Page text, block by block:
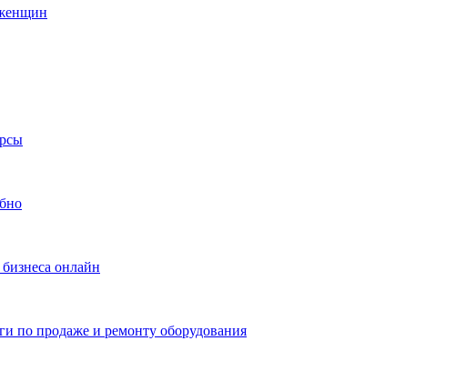
онлайн
по продаже и ремонту оборудования